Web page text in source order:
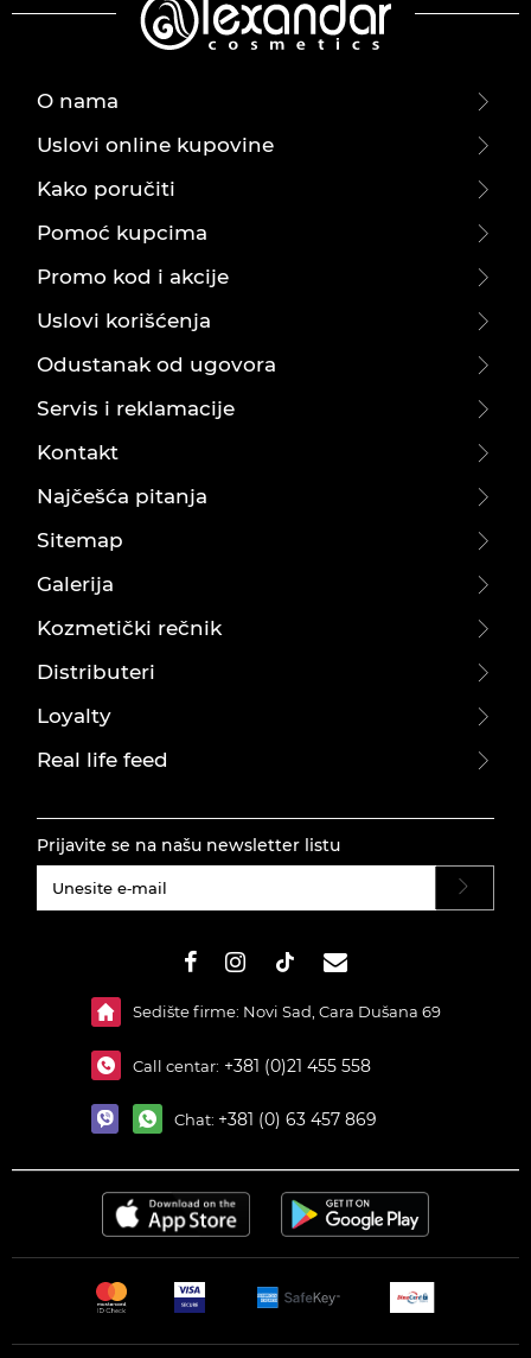
O nama
Uslovi online kupovine
Kako poručiti
Pomoć kupcima
Promo kod i akcije
Uslovi korišćenja
Odustanak od ugovora
Servis i reklamacije
Kontakt
Najčešća pitanja
Sitemap
Galerija
Kozmetički rečnik
Distributeri
Loyalty
Real life feed
Prijavite se na našu newsletter listu
Sedište firme: Novi Sad, Cara Dušana 69
Call centar: +381 (0)21 455 558
Chat: +381 (0) 63 457 869